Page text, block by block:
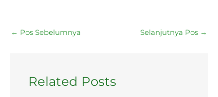
← Pos Sebelumnya Selanjutnya Pos →
Related Posts